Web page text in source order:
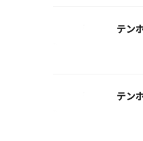
テン
テン